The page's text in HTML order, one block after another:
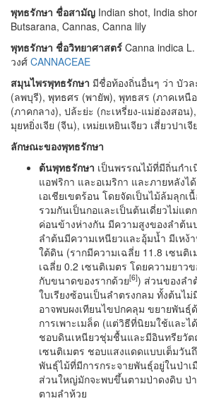
พุทธรักษา ชื่อสามัญ Indian shot, India
Butsarana, Cannas, Canna lily
พุทธรักษา ชื่อวิทยาศาสตร์ Canna indica
วงศ์ CANNACEAE
สมุนไพรพุทธรักษา มีชื่อท้องถิ่นอื่นๆ ว่า บัว
(ลพบุรี), พุทธศร (พายัพ), พุทธสร (ภาคเห
(ภาคกลาง), ปล้ะย่ะ (กะเหรี่ยง-แม่ฮ่องสอน),
มุยหยิ่งเจีย (จีน), เหม่ยเหยินเจียว เสี่ยวปาเ
ลักษณะของพุทธรักษา
ต้นพุทธรักษา เป็นพรรณไม้ที่มีถิ่นกำเ
แอฟริกา และอเมริกา และภายหลังไ
เอเชียเขตร้อน โดยจัดเป็นไม้ล้มลุก
รวมกันเป็นกอและเป็นต้นเดี่ยวไม่แ
ค่อนข้างห่างกัน มีความสูงของลำต้น
ลำต้นมีความเหนียวและอุ้มน้ำ มีเหง้
ใต้ดิน (รากมีความเฉลี่ย 11.8 เซนติ
เฉลี่ย 0.2 เซนติเมตร โดยความยาว
กับขนาดของรากด้วย[6]) ส่วนของลำ
ใบเรียงซ้อนเป็นลำตรงกลม ทั้งต้นไ
อาจพบผงเทียนไขปกคลุม ขยายพันธุ์
การเพาะเมล็ด (แต่วิธีที่นิยมใช้และ
ชอบดินเหนียวชุ่มชื้นและมีอินทรียวัต
เซนติเมตร ชอบแสงแดดแบบเต็มวัน
พันธุ์ไม้ที่มีการกระจายพันธุ์อยู่ในป่า
ส่วนใหญ่มักจะพบขึ้นตามป่าดงดิบ ป่
ตามลำห้วย